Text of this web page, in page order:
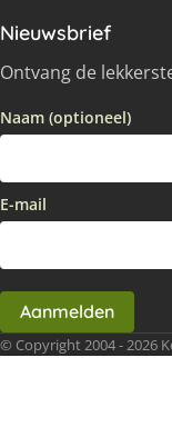
Nieuwsbrief
Ontvang de
Naam (optioneel)
E-mail
Aanmelden
© Copyright 2004 - 2026